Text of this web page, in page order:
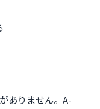
ありません。A-